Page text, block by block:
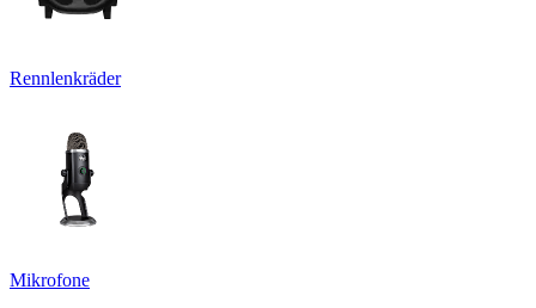
Rennlenkräder
Mikrofone